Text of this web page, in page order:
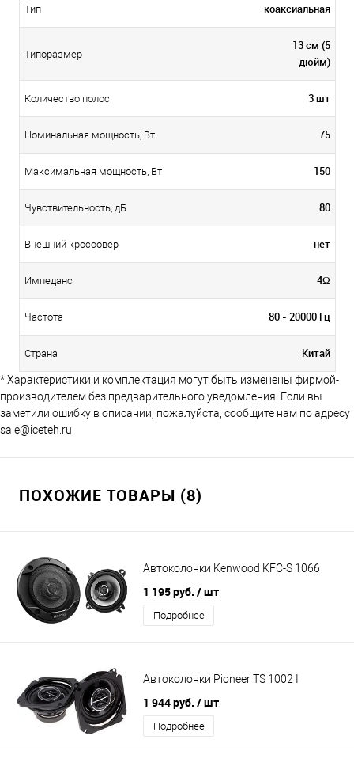
Тип коаксиальная
Типоразмер
13 см (5
дюйм)
Количество полос 3 шт
Номинальная мощность, Вт 75
Максимальная мощность, Вт 150
Чувствительность, дБ 80
Внешний кроссовер нет
Импеданс 4Ω
Частота 80 - 20000 Гц
Страна Китай
* Характеристики и комплектация могут быть изменены фирмой-
производителем без предварительного уведомления. Если вы
заметили ошибку в описании, пожалуйста, сообщите нам по адресу
sale@iceteh.ru
ПОХОЖИЕ ТОВАРЫ (8)
Автоколонки Kenwood KFC-S 1066
1 195 руб. / шт
Подробнее
Автоколонки Pioneer TS 1002 I
1 944 руб. / шт
Подробнее